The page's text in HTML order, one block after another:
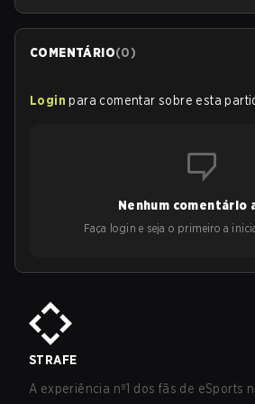
COMENTÁRIO(0)
Login para comentar sobre esta
Nenhum comentário
Faça login e seja o primeiro a
STRAFE
A experiência nº1 dos fãs de eSports